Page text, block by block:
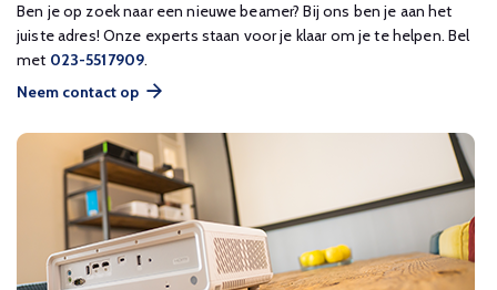
Ben je op zoek naar een nieuwe beamer? Bij ons ben je aan het
juiste adres! Onze experts staan voor je klaar om je te helpen. Bel
met 023-5517909.
Neem contact op